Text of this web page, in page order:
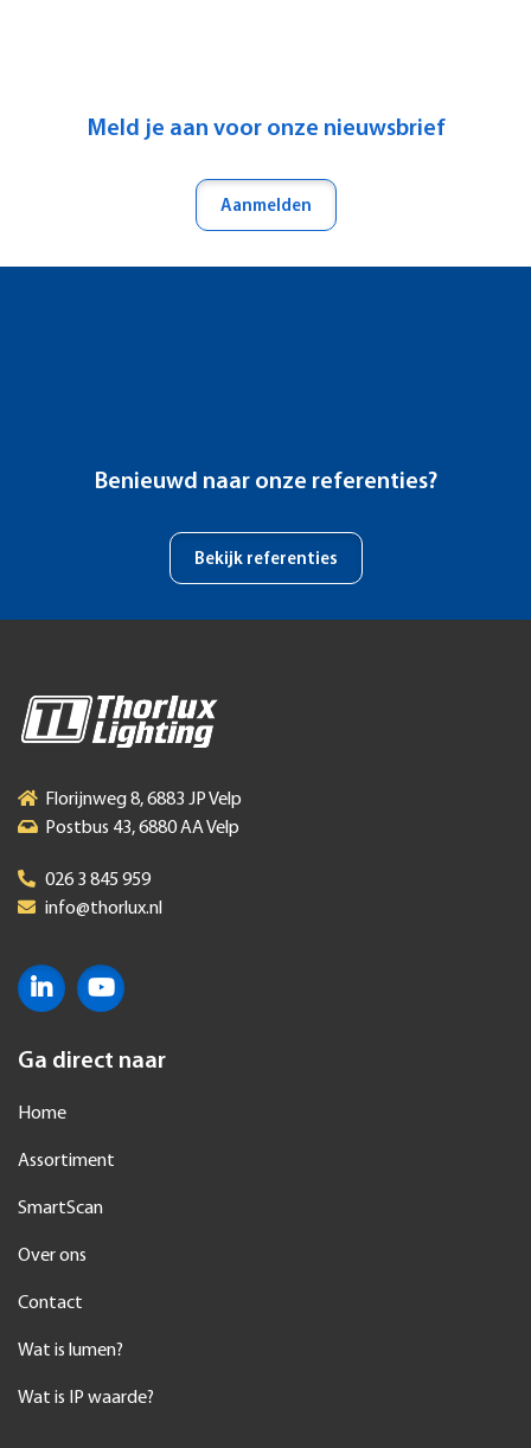
Meld je aan voor onze nieuwsbrief
Aanmelden
Benieuwd naar onze referenties?
Bekijk referenties
Florijnweg 8, 6883 JP Velp
Postbus 43, 6880 AA Velp
026 3 845 959
info@thorlux.nl
Ga direct naar
Home
Assortiment
SmartScan
Over ons
Contact
Wat is lumen?
Wat is IP waarde?